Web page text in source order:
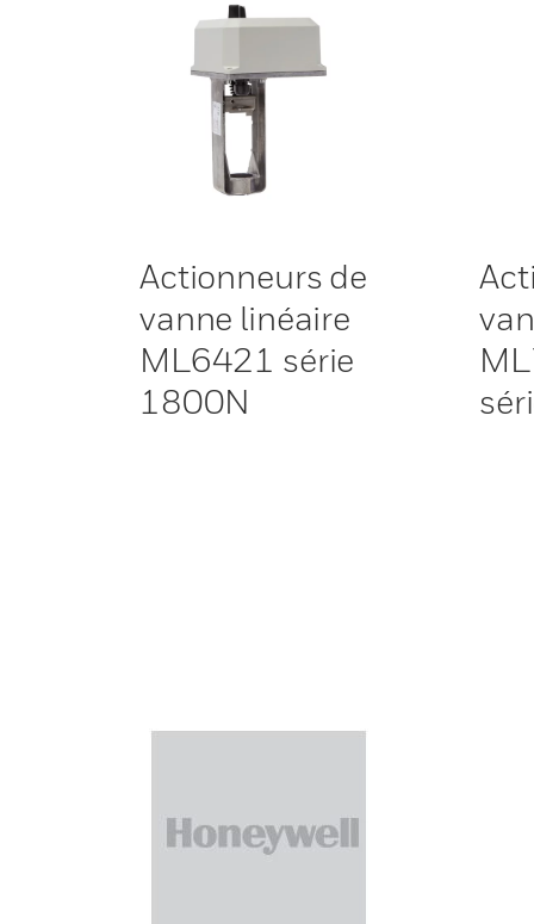
Actionneurs de
vanne linéaire
ML6421 série
1800N